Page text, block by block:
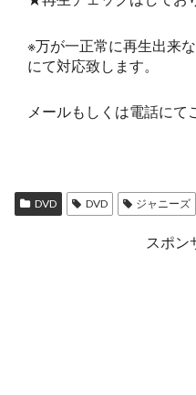
※万が一正常に再生出来
にて対応致します。
メールもしくは電話にて
DVD DVD ジャニーズ
スポン